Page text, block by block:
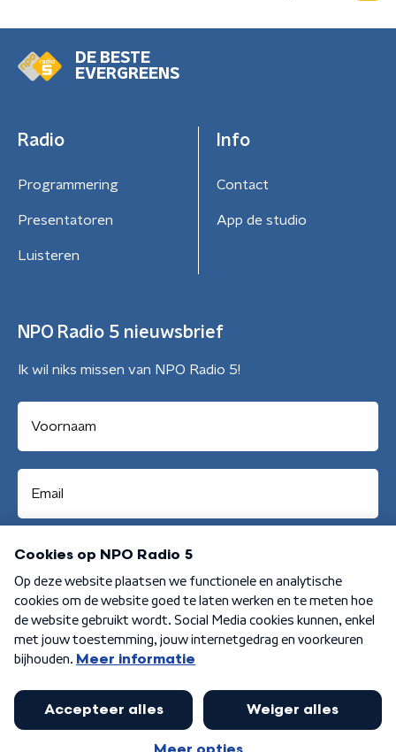
DE BESTE
EVERGREENS
Radio
Programmering
Presentatoren
Luisteren
Info
Contact
App de studio
NPO Radio 5 nieuwsbrief
Ik wil niks missen van NPO Radio 5!
Aanmelden
Algemene voorwaarden